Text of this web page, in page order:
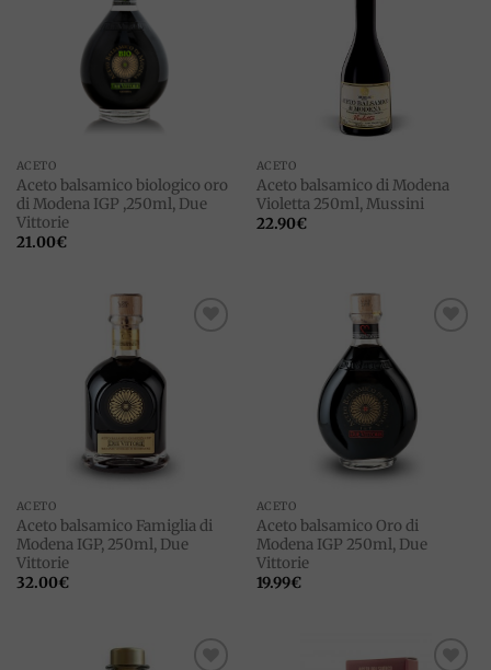
ACETO
Aceto balsamico biologico oro
di Modena IGP ,250ml, Due
Vittorie
21.00€
ACETO
Aceto balsamico di Modena
Violetta 250ml, Mussini
22.90€
ACETO
Aceto balsamico Famiglia di
Modena IGP, 250ml, Due
Vittorie
32.00€
ACETO
Aceto balsamico Oro di
Modena IGP 250ml, Due
Vittorie
19.99€